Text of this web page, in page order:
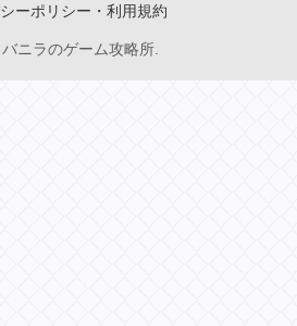
ーポリシー・利用規約
ニラのゲーム攻略所.